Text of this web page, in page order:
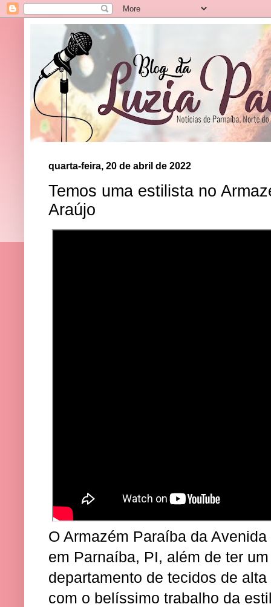
quarta-feira, 20 de abril de 2022
Temos uma estilista no
Araújo
O Armazém Paraíba da
em Parnaíba, PI, além de ter
departamento de tecidos de
com o belíssimo trabalho da